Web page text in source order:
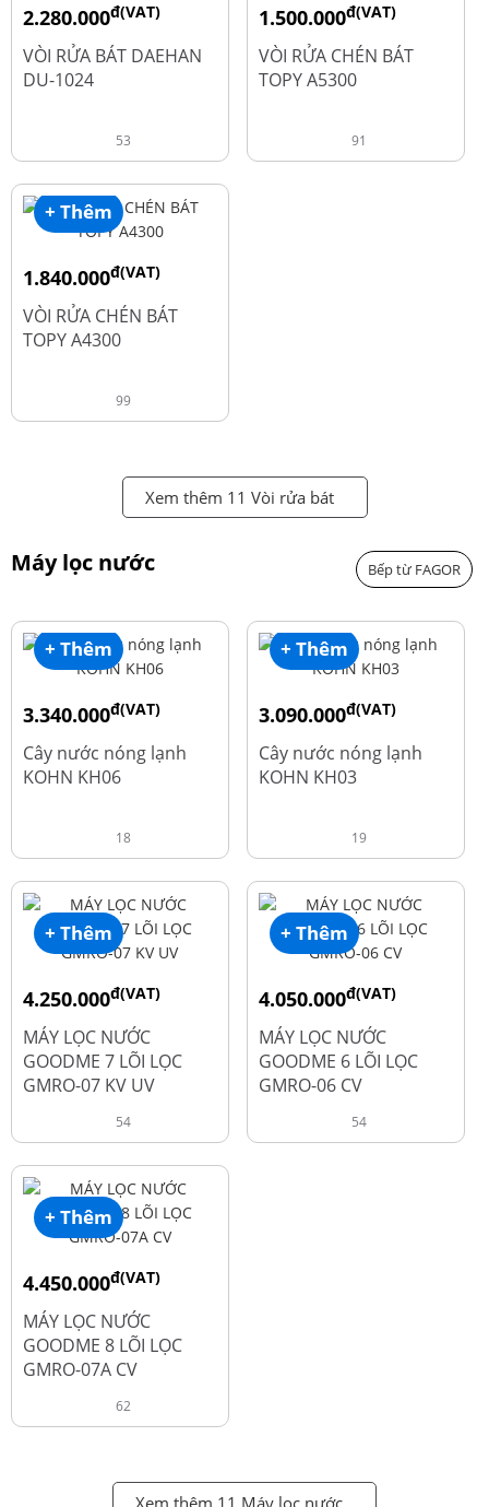
2.280.000đ(VAT)
2.600.000
VÒI RỬA BÁT DAEHAN
DU-1024
53
1.500.000đ(VAT)
1.990.000
VÒI RỬA CHÉN BÁT
TOPY A5300
91
+ Thêm
1.840.000đ(VAT)
2.450.000
VÒI RỬA CHÉN BÁT
TOPY A4300
99
Xem thêm 11 Vòi rửa bát
Máy lọc nước Bếp từ FAGOR
+ Thêm
3.340.000đ(VAT)
Cây nước nóng lạnh
KOHN KH06
18
+ Thêm
3.090.000đ(VAT)
Cây nước nóng lạnh
KOHN KH03
19
+ Thêm
4.250.000đ(VAT)
6.050.000
MÁY LỌC NƯỚC
GOODME 7 LÕI LỌC
GMRO-07 KV UV
54
+ Thêm
4.050.000đ(VAT)
5.250.000
MÁY LỌC NƯỚC
GOODME 6 LÕI LỌC
GMRO-06 CV
54
+ Thêm
4.450.000đ(VAT)
6.250.000
MÁY LỌC NƯỚC
GOODME 8 LÕI LỌC
GMRO-07A CV
62
Xem thêm 11 Máy lọc nước